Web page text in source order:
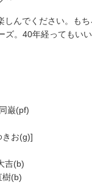
んでください。も
ズ。40年経ってもい
巌(pf)
お(g)]
吉(b)
(b)